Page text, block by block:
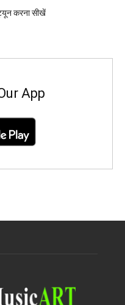
करना सीखें
App